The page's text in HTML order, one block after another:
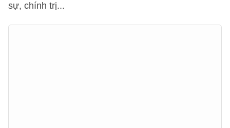
sự, chính trị...